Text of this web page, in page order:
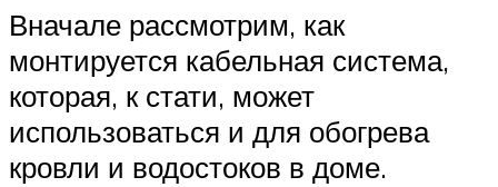
Вначале рассмотрим, как
монтируется кабельная система,
которая, к стати, может
использоваться и для обогрева
кровли и водостоков в доме.